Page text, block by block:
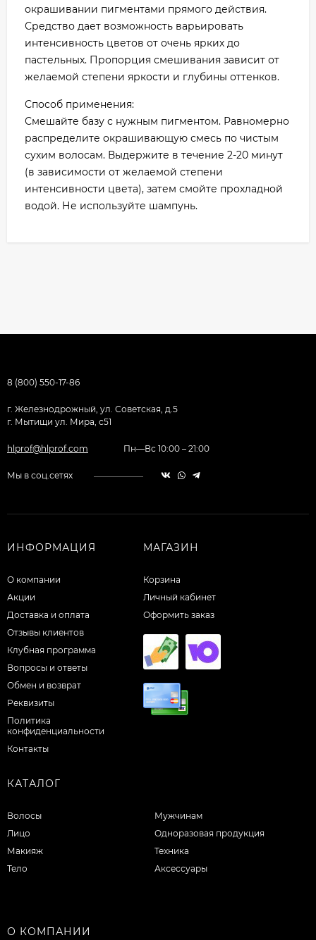
окрашивании пигментами прямого действия.
Средство дает возможность варьировать
интенсивность цветов от очень ярких до
пастельных. Пропорция смешивания зависит от
желаемой степени яркости и глубины оттенков.
Способ применения:
Смешайте базу с нужным пигментом. Равномерно
распределите окрашивающую смесь по чистым
сухим волосам. Выдержите в течение 2-20 минут
(в зависимости от желаемой степени
интенсивности цвета), затем смойте прохладной
водой. Не используйте шампунь.
8 (800) 550-17-86
г. Железнодрожный, ул. Советская, д.5
г. Мытищи ул. Мира, с51
hlprof@hlprof.com Пн—Вс 10:00 – 21:00
Мы в соц.сетях
ИНФОРМАЦИЯ
О компании
Акции
Доставка и оплата
Отзывы клиентов
Клубная программа
Вопросы и ответы
Обмен и возврат
Реквизиты
Политика
конфиденциальности
Контакты
МАГАЗИН
Корзина
Личный кабинет
Оформить заказ
КАТАЛОГ
Волосы
Лицо
Макияж
Тело
Мужчинам
Одноразовая продукция
Техника
Аксессуары
О КОМПАНИИ